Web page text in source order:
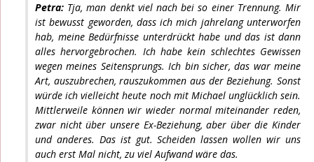
Petra: Tja, man denkt viel nach bei so einer Trennung. Mir
ist bewusst geworden, dass ich mich jahrelang unterworfen
hab, meine Bedürfnisse unterdrückt habe und das ist dann
alles hervorgebrochen. Ich habe kein schlechtes Gewissen
wegen meines Seitensprungs. Ich bin sicher, das war meine
Art, auszubrechen, rauszukommen aus der Beziehung. Sonst
würde ich vielleicht heute noch mit Michael unglücklich sein.
Mittlerweile können wir wieder normal miteinander reden,
zwar nicht über unsere Ex-Beziehung, aber über die Kinder
und anderes. Das ist gut. Scheiden lassen wollen wir uns
auch erst Mal nicht, zu viel Aufwand wäre das.